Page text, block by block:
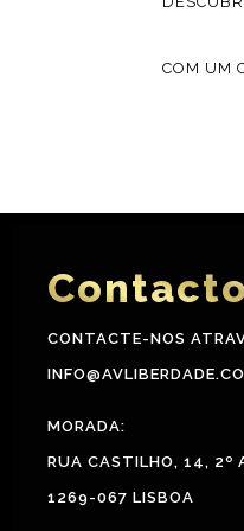
COM UM
Contacto
CONTACTE-NOS
MORADA:
RUA CASTILHO, 14, 2º
1269-067 LISBOA